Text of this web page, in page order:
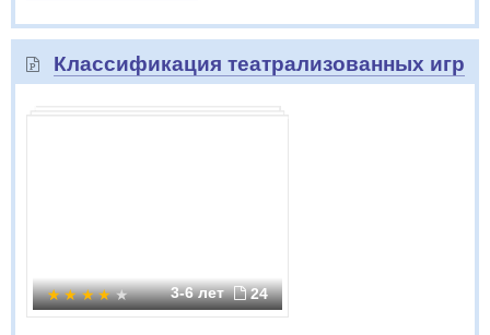
Классификация театрализованных игр
3-6 лет 24